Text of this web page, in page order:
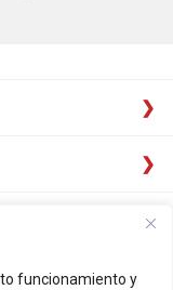
funcionamiento y